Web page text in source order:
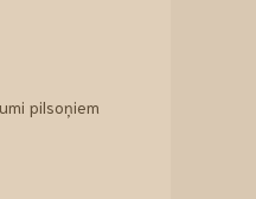
pilsoņiem